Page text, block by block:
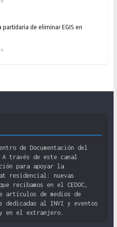
de eliminar EGIS en
de Documentación del
través de este canal
para apoyar la
residencial: nuevas
recibamos en el CEDOC,
artículos de medios de
dedicadas al INVI y eventos
en el extranjero.